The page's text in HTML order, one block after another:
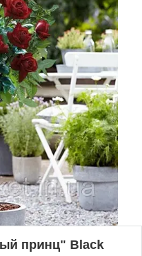
принц" Black